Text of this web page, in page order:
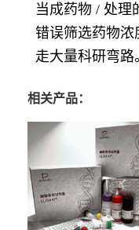
当成药物 / 处理
错误筛选药物浓
走大量科研弯路
相关产品：